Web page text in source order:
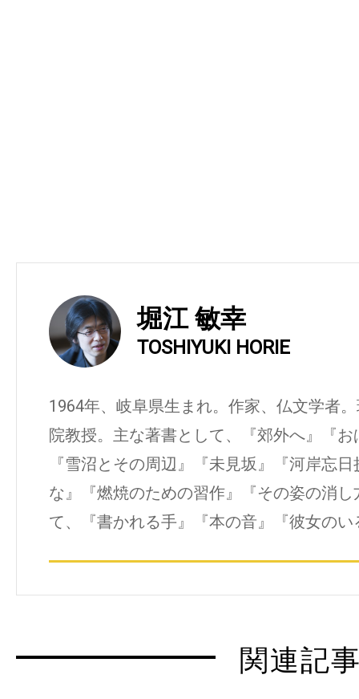
堀江 敏幸
TOSHIYUKI HORIE
1964年、岐阜県生まれ。作家、仏文学者
院教授。主な著書として、『郊外へ』『
『雪沼とその周辺』『未見坂』『河岸忘
な』『燃焼のための習作』『その姿の消
て、『書かれる手』『本の音』『彼女の
関連記